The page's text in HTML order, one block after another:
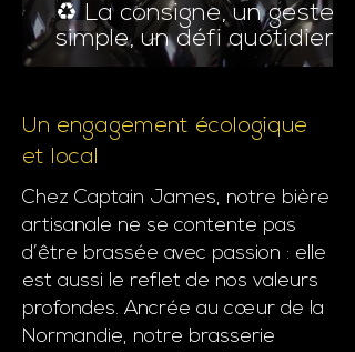
♻️ La consigne, un geste
simple, un défi quotidien
Un engagement écologique
et local
Chez Captain James, notre bière
artisanale ne se contente pas
d’être brassée avec passion : elle
est aussi le reflet de nos valeurs
profondes. Ancrée au cœur de la
Normandie, notre brasserie